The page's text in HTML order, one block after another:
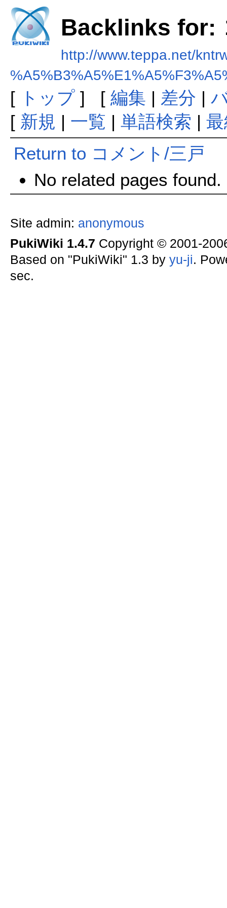
Backlinks for:
http://www.teppa.net/
[ トップ] [ 編集 | 差分 |
[ 新規 | 一覧 | 単語検索 |
Return to コメント/三戸
No related pages found.
Site admin: anonymous
PukiWiki 1.4.7 Copyright © 2001-
Based on "PukiWiki" 1.3 by yu-ji.
sec.